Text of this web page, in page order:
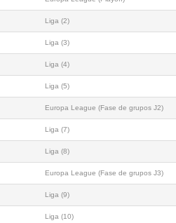
Liga (2)
Liga (3)
Liga (4)
Liga (5)
Europa League (Fase de grupos J2)
Liga (7)
Liga (8)
Europa League (Fase de grupos J3)
Liga (9)
Liga (10)